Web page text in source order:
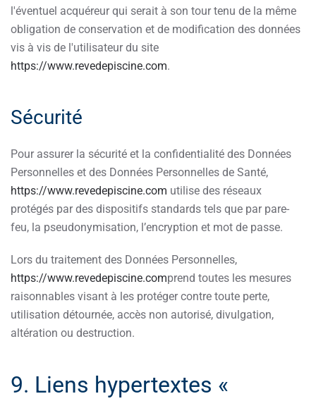
l'éventuel acquéreur qui serait à son tour tenu de la même
obligation de conservation et de modification des données
vis à vis de l'utilisateur du site
https://www.revedepiscine.com.
Sécurité
Pour assurer la sécurité et la confidentialité des Données
Personnelles et des Données Personnelles de Santé,
https://www.revedepiscine.com utilise des réseaux
protégés par des dispositifs standards tels que par pare-
feu, la pseudonymisation, l’encryption et mot de passe.
Lors du traitement des Données Personnelles,
https://www.revedepiscine.comprend toutes les mesures
raisonnables visant à les protéger contre toute perte,
utilisation détournée, accès non autorisé, divulgation,
altération ou destruction.
9. Liens hypertextes «